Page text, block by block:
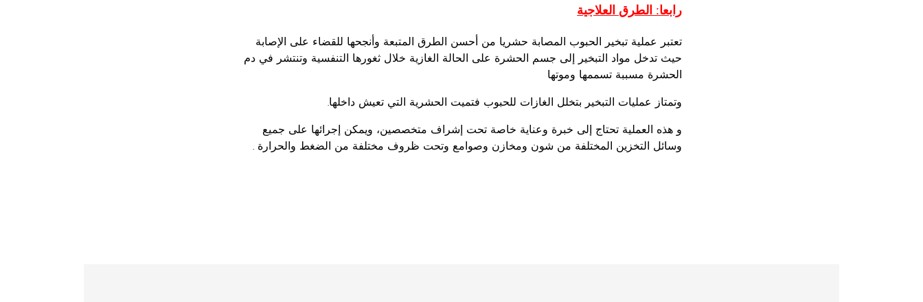
رابعا: الطرق العلاجية
تعتبر عملية تبخير الحبوب المصابة حشريا من أحسن الطرق المتبعة وأنجحها للقضاء على الإصابة
حيث تدخل مواد التبخير إلى جسم الحشرة على الحالة الغازية خلال ثغورها التنفسية وتنتشر في دم
الحشرة مسببة تسممها وموتها
وتمتاز عمليات التبخير بتخلل الغازات للحبوب فتميت الحشرية التي تعيش داخلها.
و هذه العملية تحتاج إلى خبرة وعناية خاصة تحت إشراف متخصصين، ويمكن إجرائها على جميع
وسائل التخزين المختلفة من شون ومخازن وصوامع وتحت ظروف مختلفة من الضغط والحرارة .